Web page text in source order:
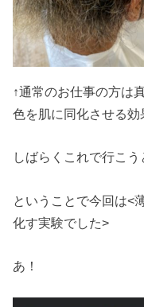
↑通常のお仕事の方は
色を肌に同化させる効
しばらくこれで行こう
ということで今回は<
化す実験でした>
あ！